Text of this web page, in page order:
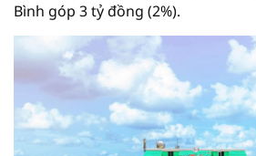
Bình góp 3 tỷ đồng (2%).